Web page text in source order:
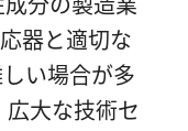
器と適切な
い場合が多
広大な技術セ